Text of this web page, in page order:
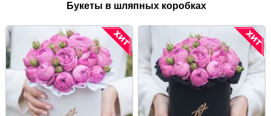
Букеты в шляпных коробках